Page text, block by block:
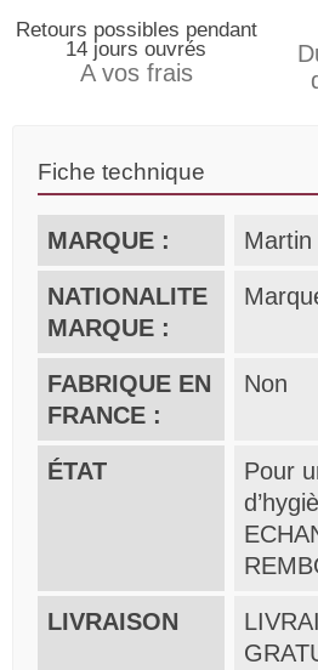
Retours possibles pendant
14 jours ouvrés
A vos frais
Fiche technique
MARQUE : Martin
NATIONALITE
MARQUE :
FABRIQUE EN
FRANCE :
Non
ÉTAT
Pour
LIVRAISON